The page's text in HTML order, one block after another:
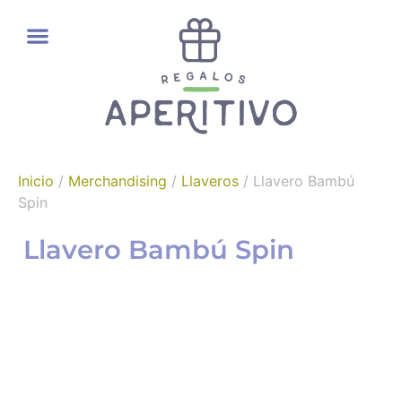
Inicio / Merchandising / Llaveros / Llavero Bambú
Spin
Llavero Bambú Spin